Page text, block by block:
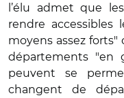
l’élu admet que
rendre accessibles
moyens assez forts"
départements "en
peuvent se
changent de